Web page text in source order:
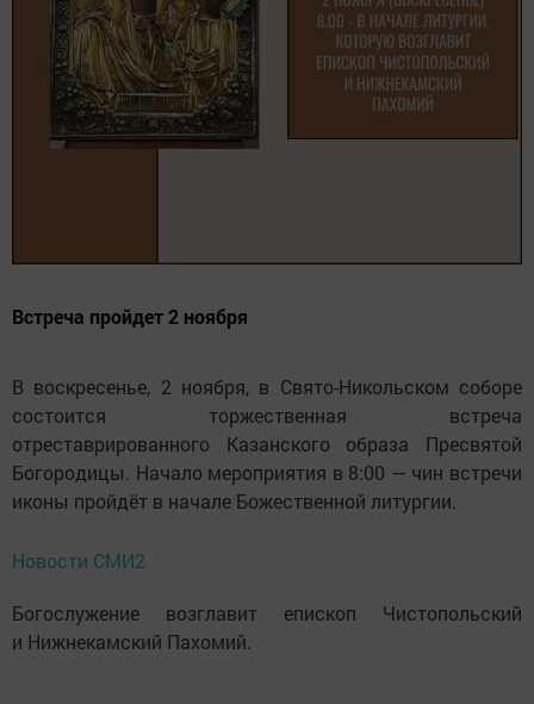
Встреча пройдет 2 ноября
В воскресенье, 2 ноября, в Свято-Никольском соборе
состоится торжественная встреча
отреставрированного Казанского образа Пресвятой
Богородицы. Начало мероприятия в 8:00 — чин встречи
иконы пройдёт в начале Божественной литургии.
Новости СМИ2
Богослужение возглавит епископ Чистопольский
и Нижнекамский Пахомий.